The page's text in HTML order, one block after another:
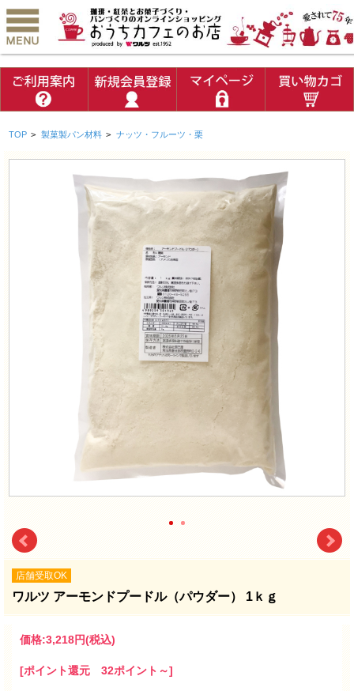
TOP > 製菓製パン材料 > ナッツ・フルーツ・栗
店舗受取OK
ワルツ アーモンドプードル（パウダー） 1ｋｇ
価格:3,218円(税込)
[ポイント還元 32ポイント～]